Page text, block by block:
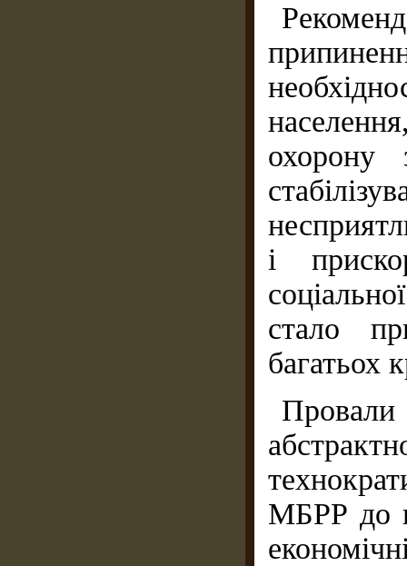
і
стало
багатьох
МБРР до